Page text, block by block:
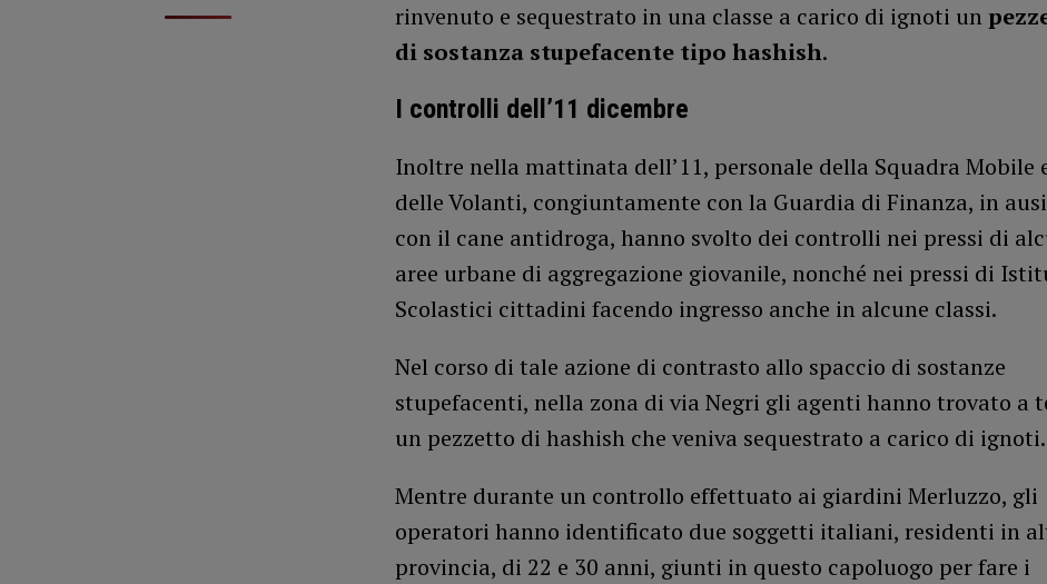
rinvenuto e sequestrato in una classe a carico di ignoti un
di sostanza stupefacente tipo hashish.
I controlli dell’11 dicembre
Inoltre nella mattinata dell’11, personale della Squadra Mobile
delle Volanti, congiuntamente con la Guardia di Finanza, in
con il cane antidroga, hanno svolto dei controlli nei pressi di
aree urbane di aggregazione giovanile, nonché nei pressi di
Scolastici cittadini facendo ingresso anche in alcune classi.
Nel corso di tale azione di contrasto allo spaccio di sostanze
stupefacenti, nella zona di via Negri gli agenti hanno trovato a
un pezzetto di hashish che veniva sequestrato a carico di ignoti.
Mentre durante un controllo effettuato ai giardini Merluzzo, gli
operatori hanno identificato due soggetti italiani, residenti in
provincia, di 22 e 30 anni, giunti in questo capoluogo per fare i